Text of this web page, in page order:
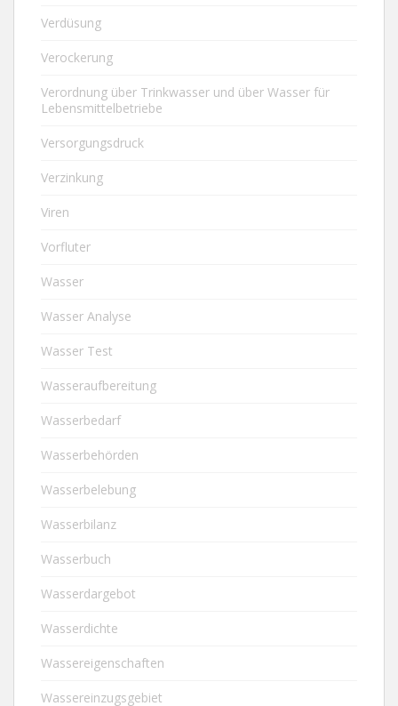
Verdüsung
Verockerung
Verordnung über Trinkwasser und über Wasser für
Lebensmittelbetriebe
Versorgungsdruck
Verzinkung
Viren
Vorfluter
Wasser
Wasser Analyse
Wasser Test
Wasseraufbereitung
Wasserbedarf
Wasserbehörden
Wasserbelebung
Wasserbilanz
Wasserbuch
Wasserdargebot
Wasserdichte
Wassereigenschaften
Wassereinzugsgebiet